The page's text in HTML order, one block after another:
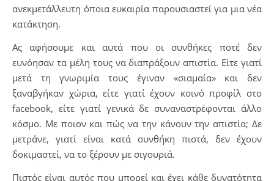
ανεκμετάλλευτη όποια ευκαιρία παρουσιαστεί για μια νέα
κατάκτηση.
Ας αφήσουμε και αυτά που οι συνθήκες ποτέ δεν
ευνόησαν τα μέλη τους να διαπράξουν απιστία. Είτε γιατί
μετά τη γνωριμία τους έγιναν «σιαμαία» και δεν
ξαναβγήκαν χώρια, είτε γιατί έχουν κοινό προφίλ στο
facebook, είτε γιατί γενικά δε συναναστρέφονται άλλο
κόσμο. Με ποιoν και πώς να την κάνουν την απιστία; Δε
μετράνε, γιατί είναι κατά συνθήκη πιστά, δεν έχουν
δοκιμαστεί, να το ξέρουν με σιγουριά.
Πιστός είναι αυτός που μπορεί και έχει κάθε δυνατότητα